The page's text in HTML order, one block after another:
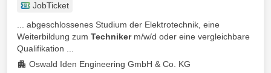
JobTicket
... abgeschlossenes Studium der Elektrotechnik, eine
Weiterbildung zum Technikerm/w/d oder eine vergleichbare
Qualifikation ...
Oswald Iden Engineering GmbH & Co. KG